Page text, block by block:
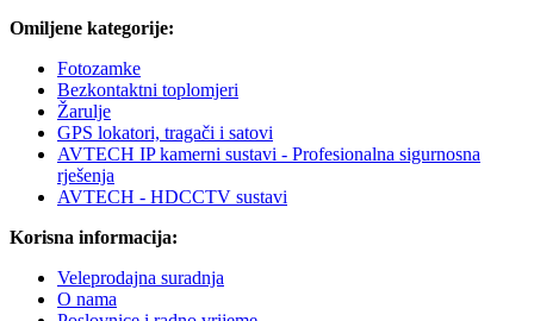
Omiljene kategorije:
Fotozamke
Bezkontaktni toplomjeri
Žarulje
GPS lokatori, tragači i satovi
AVTECH IP kamerni sustavi - Profesionalna sigurnosna
rješenja
AVTECH - HDCCTV sustavi
Korisna informacija:
Veleprodajna suradnja
O nama